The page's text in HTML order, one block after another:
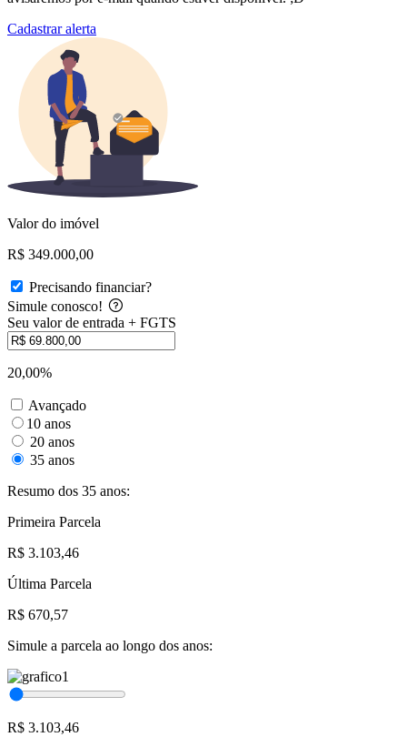
Cadastrar alerta
Valor do imóvel
R$ 349.000,00
Precisando financiar?
Simule conosco!
Seu valor de entrada + FGTS
20,00%
Avançado
10 anos
20 anos
35 anos
Resumo dos 35 anos:
Primeira Parcela
R$ 3.103,46
Última Parcela
R$ 670,57
Simule a parcela ao longo dos anos:
R$ 3.103,46